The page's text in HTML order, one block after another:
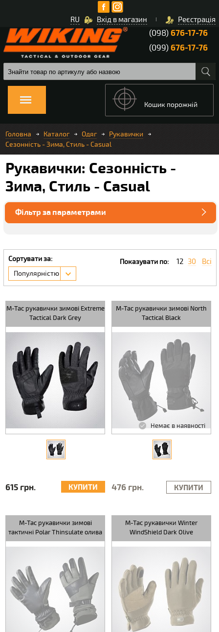
Вхід в магазин Реєстрація
RU
(098)676-17-76
(099)676-17-76
Кошик порожній
Головна Каталог Одяг
Рукавички
Сезонність - Зима, Стиль - Casual
Рукавички: Сезонність -
Зима, Стиль - Casual
Фільтр за параметрами
Сортувати за:
Популярністю
Показувати по: 12 30 Всі
M-Tac рукавички зимові Extreme
Tactical Dark Grey
615 грн. КУПИТИ
M-Tac рукавички зимові North
Tactical Black
Немає в наявності
476 грн. КУПИТИ
M-Tac рукавички зимові
тактичні Polar Thinsulate олива
M-Tac рукавички Winter
WindShield Dark Olive